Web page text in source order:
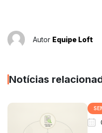
Autor Equipe Loft
Notícias